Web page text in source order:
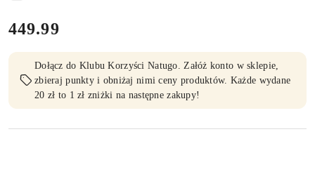
cena:
449.99
Dołącz do Klubu Korzyści Natugo. Załóż konto w sklepie,
zbieraj punkty i obniżaj nimi ceny produktów. Każde wydane
20 zł to 1 zł zniżki na następne zakupy!